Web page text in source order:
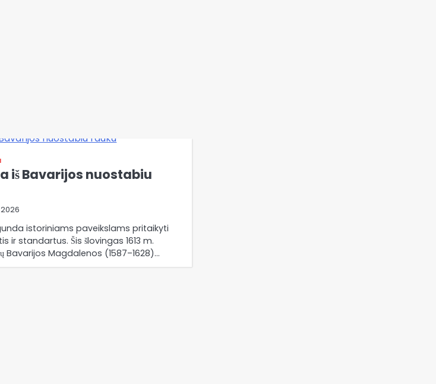
iš Bavarijos nuostabiu
istoriniams paveikslams pritaikyti
ir standartus. Šis šlovingas 1613 m.
Bavarijos Magdalenos (1587–1628)…